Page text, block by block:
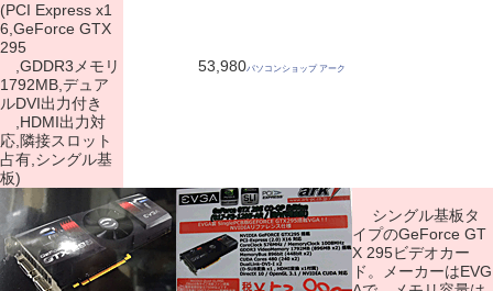
(PCI Express x1
6,GeForce GTX
295
,GDDR3メモリ
1792MB,デュア
ルDVI出力付き
,HDMI出力対
応,隣接スロット
占有,シングル基
板)
53,980パソコンショップ アーク
シングル基板タ
イプのGeForce GT
X 295ビデオカー
ド。メーカーはEVG